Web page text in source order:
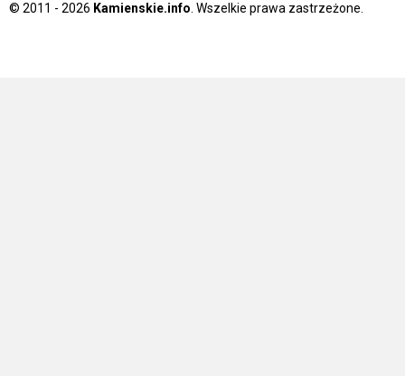
© 2011 - 2026 Kamienskie.info . Wszelkie prawa zastrzeżone.